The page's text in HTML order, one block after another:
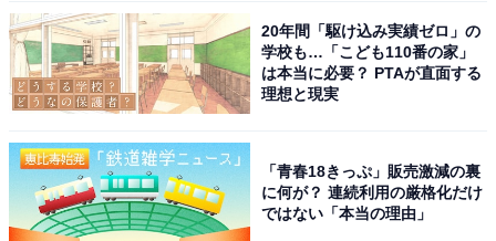
20年間「駆け込み実績ゼロ」の
学校も…「こども110番の家」
は本当に必要？ PTAが直面する
理想と現実
「青春18きっぷ」販売激減の裏
に何が？ 連続利用の厳格化だけ
ではない「本当の理由」